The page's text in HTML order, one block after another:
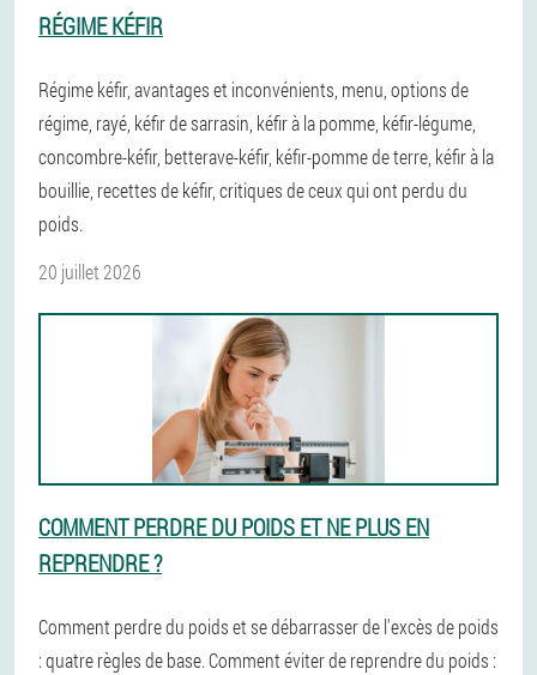
RÉGIME KÉFIR
Régime kéfir, avantages et inconvénients, menu, options de
régime, rayé, kéfir de sarrasin, kéfir à la pomme, kéfir-légume,
concombre-kéfir, betterave-kéfir, kéfir-pomme de terre, kéfir à la
bouillie, recettes de kéfir, critiques de ceux qui ont perdu du
poids.
20 juillet 2026
COMMENT PERDRE DU POIDS ET NE PLUS EN
REPRENDRE ?
Comment perdre du poids et se débarrasser de l'excès de poids
: quatre règles de base. Comment éviter de reprendre du poids :